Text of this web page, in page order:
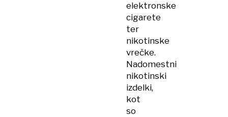
elektronske
cigarete
ter
nikotinske
vrečke.
Nadomestni
nikotinski
izdelki,
kot
so